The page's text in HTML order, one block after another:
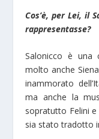
Cos’è, per Lei, il
rappresentasse?
Salonicco è
molto anche
inammorato
ma anche la
sopratutto Felini
sia stato tradotto